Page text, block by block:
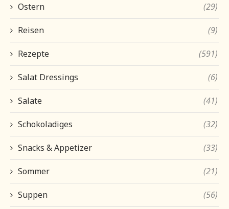
Ostern (29)
Reisen (9)
Rezepte (591)
Salat Dressings (6)
Salate (41)
Schokoladiges (32)
Snacks & Appetizer (33)
Sommer (21)
Suppen (56)